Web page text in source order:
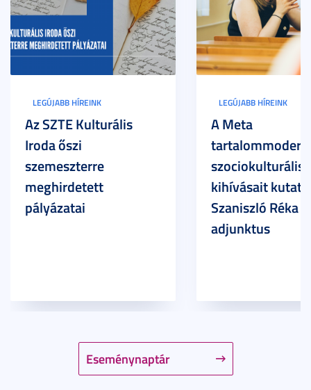
Eseménynaptár
LEGÚJABB HÍREINK
Az SZTE Kulturális
Iroda őszi
szemeszterre
meghirdetett
pályázatai
LEGÚJABB HÍREINK
A Meta
szociokulturális
kihívásait
Szaniszló Réka
adjunktus